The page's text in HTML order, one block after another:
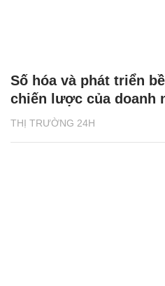
THỊ TRƯỜNG 24H
Số hóa và phát triển
chiến lược của doanh